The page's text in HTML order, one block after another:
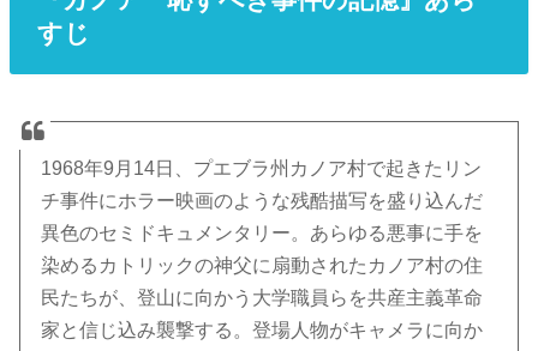
すじ
1968年9月14日、プエブラ州カノア村で起きたリン
チ事件にホラー映画のような残酷描写を盛り込んだ
異色のセミドキュメンタリー。あらゆる悪事に手を
染めるカトリックの神父に扇動されたカノア村の住
民たちが、登山に向かう大学職員らを共産主義革命
家と信じ込み襲撃する。登場人物がキャメラに向か